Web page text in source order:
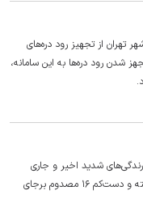
از تجهیز رود دره‌های
شدن رود دره‌ها به این سامانه،
شدید اخیر و جاری
شدن سیلاب در مناطقی از این کشور جان ۱۳ نفر را گرفته و دست‌کم ۱۶ مصدوم برجای